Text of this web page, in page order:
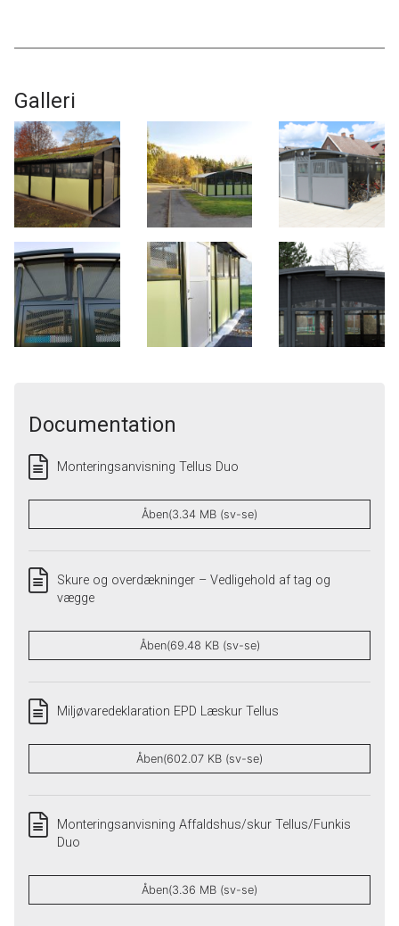
Galleri
Documentation
Monteringsanvisning Tellus Duo
Åben(3.34 MB (sv-se)
Skure og overdækninger – Vedligehold af tag og
vægge
Åben(69.48 KB (sv-se)
Miljøvaredeklaration EPD Læskur Tellus
Åben(602.07 KB (sv-se)
Monteringsanvisning Affaldshus/skur Tellus/Funkis
Duo
Åben(3.36 MB (sv-se)